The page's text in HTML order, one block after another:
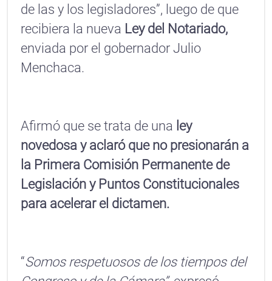
de las y los legisladores”, luego de que
recibiera la nueva Ley del Notariado,
enviada por el gobernador Julio
Menchaca.
Afirmó que se trata de una ley
novedosa y aclaró que no presionarán a
la Primera Comisión Permanente de
Legislación y Puntos Constitucionales
para acelerar el dictamen.
“Somos respetuosos de los tiempos del